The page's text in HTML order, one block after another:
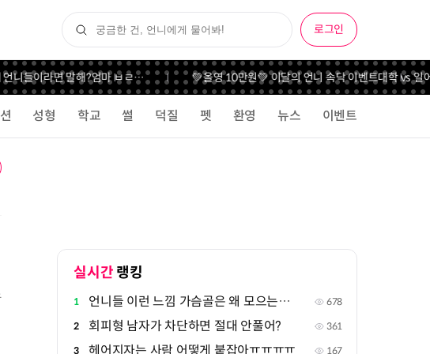
로그인
들이라면 말해?엄마 ㅂㄹ… 💚올영 10만원💚 이달의 언니 속닥 이벤트대학 vs 일어떻
성형 학교 썰 덕질 펫 환영 뉴스 이벤트
실시간 랭킹
1 언니들 이런 느낌 가슴골은 왜 모으는지 궁금해 678
2 회피형 남자가 차단하면 절대 안풀어? 361
3 헤어지자는 사람 어떻게 붙잡아ㅠㅠㅠㅠ 167